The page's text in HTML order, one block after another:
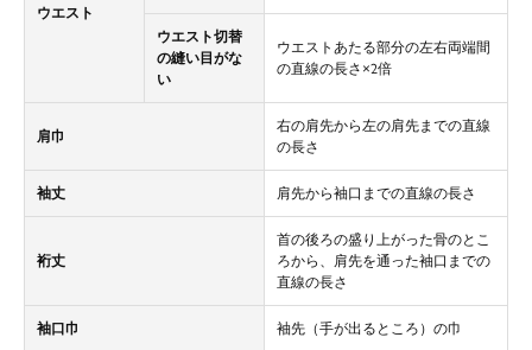
ウエスト
ウエスト切替
の縫い目がな
い
ウエストあたる部分の左右両端間
の直線の長さ×2倍
肩巾
右の肩先から左の肩先までの直線
の長さ
袖丈 肩先から袖口までの直線の長さ
裄丈
首の後ろの盛り上がった骨のとこ
ろから、肩先を通った袖口までの
直線の長さ
袖口巾 袖先（手が出るところ）の巾